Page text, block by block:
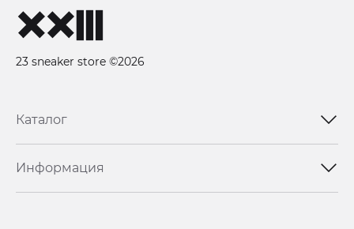
23 sneaker store ©2026
Каталог
Информация